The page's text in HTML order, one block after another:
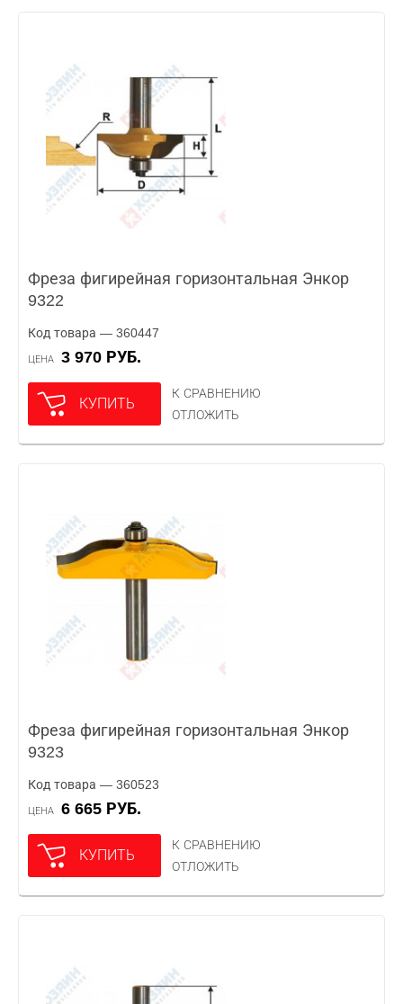
Фреза фигирейная горизонтальная Энкор
9322
Код товара — 360447
ЦЕНА 3 970 РУБ.
КУПИТЬ
К СРАВНЕНИЮ
ОТЛОЖИТЬ
Фреза фигирейная горизонтальная Энкор
9323
Код товара — 360523
ЦЕНА 6 665 РУБ.
КУПИТЬ
К СРАВНЕНИЮ
ОТЛОЖИТЬ